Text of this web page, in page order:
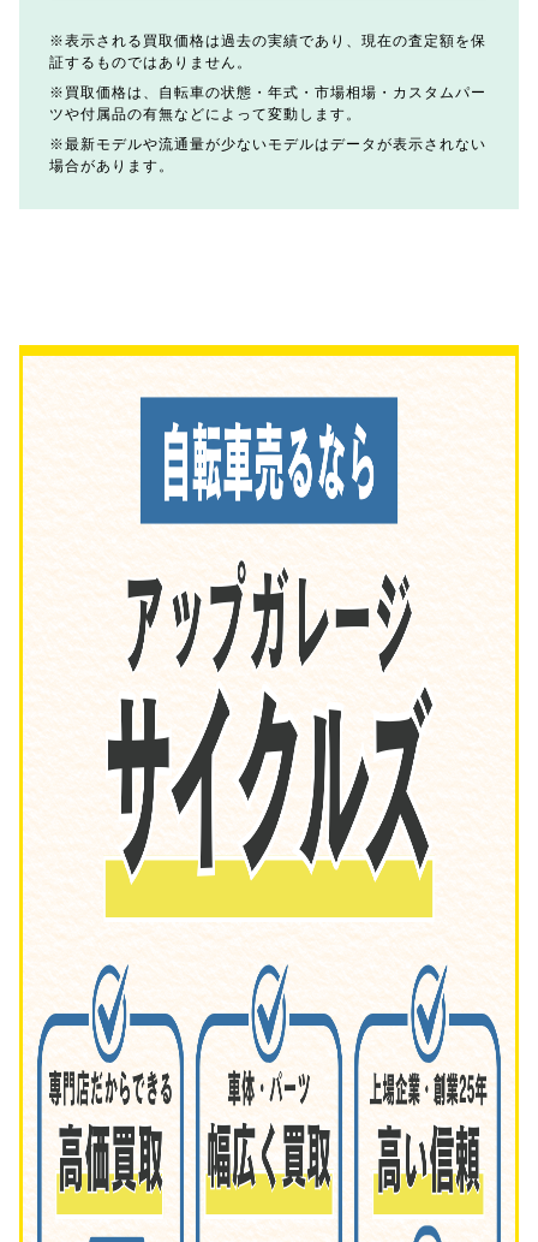
表示される買取価格は過去の実績であり、現在の査定額を保
証するものではありません。
買取価格は、自転車の状態・年式・市場相場・カスタムパー
ツや付属品の有無などによって変動します。
最新モデルや流通量が少ないモデルはデータが表示されない
場合があります。